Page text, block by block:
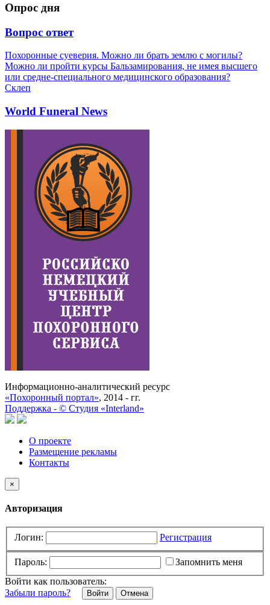
Опрос дня
Вопрос ответ
Похоронные суеверия. Можно ли брать землю с могилы?
Можно ли пройти курсы Бальзамирования, не имея высшего
или средне-специального медицинского образования?
Склеп
World Funeral News
Информационно-аналитический ресурс
«Похоронный портал», 2014 - гг.
Поддержка - © Cтудия «Interland»
О проекте
Размещение рекламы
Контакты
×
Авторизация
Логин: Регистрация
Пароль:
Запомнить меня
Войти как пользователь:
Забыли пароль?
Отмена